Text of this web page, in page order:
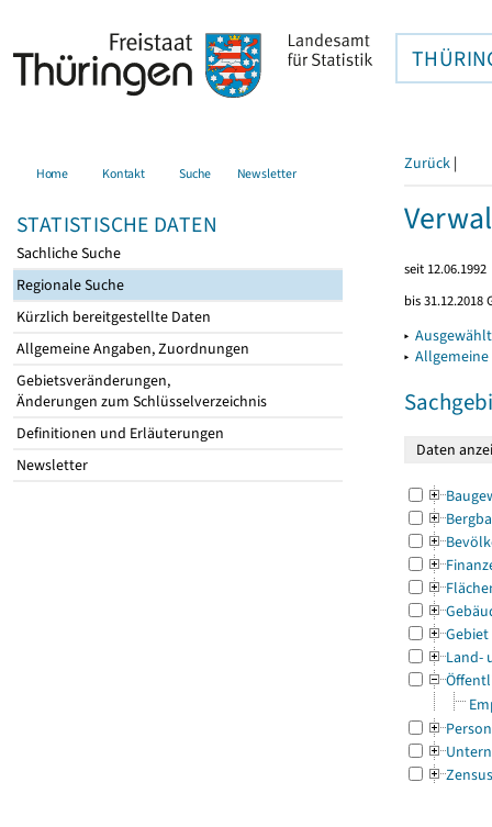
Home Kontakt Suche Newsletter
STATISTISCHE DATEN
Sachliche Suche
Regionale Suche
Kürzlich bereitgestellte Daten
Allgemeine Angaben, Zuordnungen
Gebietsveränderungen,
Änderungen zum Schlüsselverzeichnis
Definitionen und Erläuterungen
Newsletter
Zurück |
seit 12.06.1992
bis 31.12.2018
▸
▸
Gebiet
Land-
Zensus